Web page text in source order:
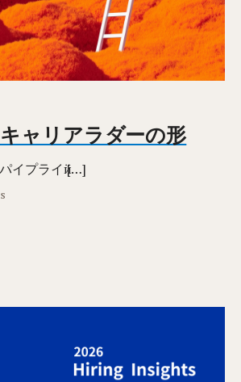
ャリアラダーの形
イプライӥ […]